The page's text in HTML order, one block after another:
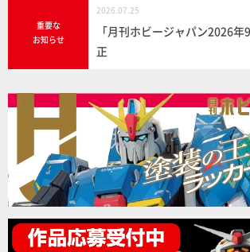
重要な
お知らせ
2026.07.25
「月刊ホビージャパン2026
正